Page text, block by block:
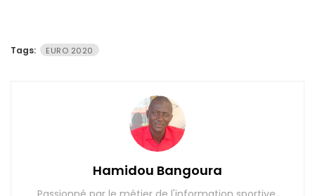
Tags: EURO 2020
Hamidou Bangoura